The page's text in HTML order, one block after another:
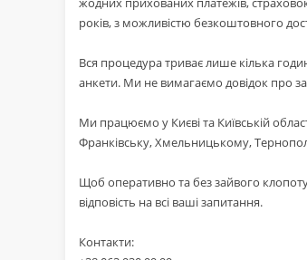
років, з можливістю безкоштовного
Вся процедура триває лише кілька
анкети. Ми не вимагаємо довідок про
Ми працюємо у Києві та Київській
Франківську, Хмельницькому,
Щоб оперативно та без зайвого
відповість на всі ваші запитання.
Контакти: